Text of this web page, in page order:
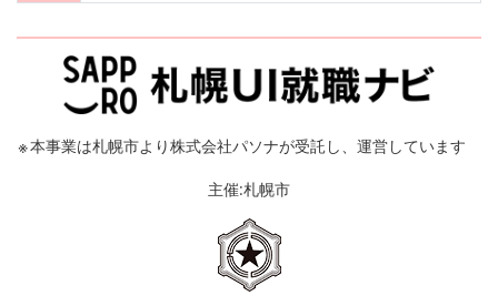
※本事業は札幌市より株式会社パソナが受託し、運営しています
主催:札幌市